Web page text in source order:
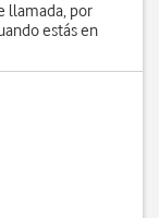
llamada, por
estás en